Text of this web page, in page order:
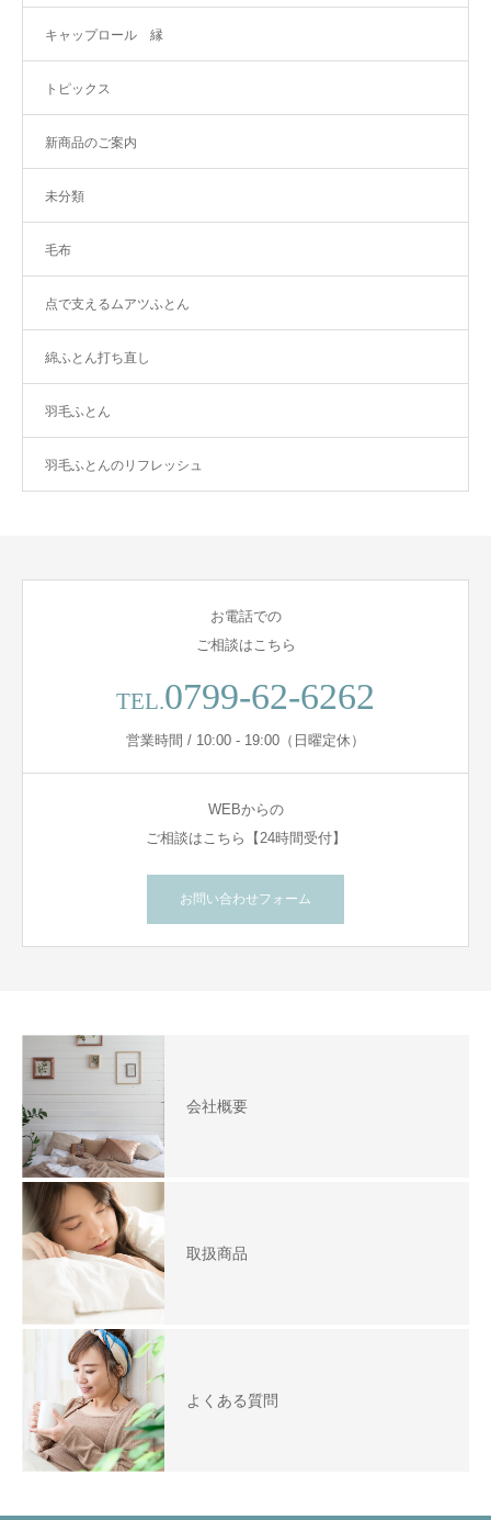
キャップロール 縁
トピックス
新商品のご案内
未分類
毛布
点で支えるムアツふとん
綿ふとん打ち直し
羽毛ふとん
羽毛ふとんのリフレッシュ
お電話での
ご相談はこちら
TEL.0799-62-6262
営業時間 / 10:00 - 19:00（日曜定休）
WEBからの
ご相談はこちら【24時間受付】
お問い合わせフォーム
会社概要
取扱商品
よくある質問